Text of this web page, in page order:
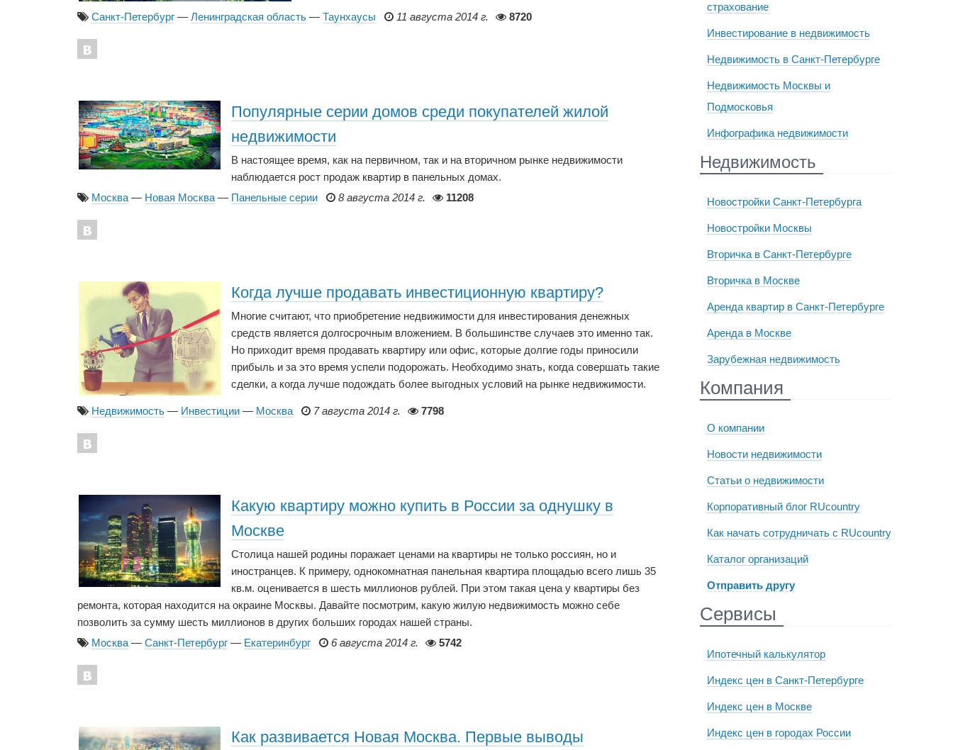
Санкт-Петербург — Ленинградская область — Таунхаусы 11 августа 2014 г. 8720
Популярные серии домов среди покупателей жилой
недвижимости
В настоящее время, как на первичном, так и на вторичном рынке недвижимости
наблюдается рост продаж квартир в панельных домах.
Москва — Новая Москва — Панельные серии 8 августа 2014 г. 11208
Когда лучше продавать инвестиционную квартиру?
Многие считают, что приобретение недвижимости для инвестирования денежных
средств является долгосрочным вложением. В большинстве случаев это именно так.
Но приходит время продавать квартиру или офис, которые долгие годы приносили
прибыль и за это время успели подорожать. Необходимо знать, когда совершать такие
сделки, а когда лучше подождать более выгодных условий на рынке недвижимости.
Недвижимость — Инвестиции — Москва 7 августа 2014 г. 7798
Какую квартиру можно купить в России за однушку в
Москве
Столица нашей родины поражает ценами на квартиры не только россиян, но и
иностранцев. К примеру, однокомнатная панельная квартира площадью всего лишь 35
кв.м. оценивается в шесть миллионов рублей. При этом такая цена у квартиры без
ремонта, которая находится на окраине Москвы. Давайте посмотрим, какую жилую недвижимость можно себе
позволить за сумму шесть миллионов в других больших городах нашей страны.
Москва — Санкт-Петербург — Екатеринбург 6 августа 2014 г. 5742
Как развивается Новая Москва. Первые выводы
страхование
Инвестирование в недвижимость
Недвижимость в Санкт-Петербурге
Недвижимость Москвы и
Подмосковья
Инфографика недвижимости
Недвижимость
Новостройки Санкт-Петербурга
Новостройки Москвы
Вторичка в Санкт-Петербурге
Вторичка в Москве
Аренда квартир в Санкт-Петербурге
Аренда в Москве
Зарубежная недвижимость
Компания
О компании
Новости недвижимости
Статьи о недвижимости
Корпоративный блог RUcountry
Как начать сотрудничать с RUcountry
Каталог организаций
Отправить другу
Сервисы
Ипотечный калькулятор
Индекс цен в Санкт-Петербурге
Индекс цен в Москве
Индекс цен в городах России